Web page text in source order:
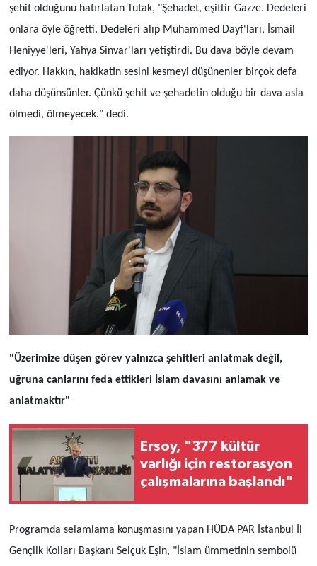
şehit olduğunu hatırlatan Tutak, "Şehadet, eşittir Gazze. Dedeleri
onlara öyle öğretti. Dedeleri alıp Muhammed Dayf'ları, İsmail
Heniyye'leri, Yahya Sinvar'ları yetiştirdi. Bu dava böyle devam
ediyor. Hakkın, hakikatin sesini kesmeyi düşünenler birçok defa
daha düşünsünler. Çünkü şehit ve şehadetin olduğu bir dava asla
ölmedi, ölmeyecek." dedi.
"Üzerimize düşen görev yalnızca şehitleri anlatmak değil,
uğruna canlarını feda ettikleri İslam davasını anlamak ve
anlatmaktır"
Ersoy, "377 kültür
varlığı için restorasyon
çalışmalarına başlandı"
Programda selamlama konuşmasını yapan HÜDA PAR İstanbul İl
Gençlik Kolları Başkanı Selçuk Eşin, "İslam ümmetinin sembolü